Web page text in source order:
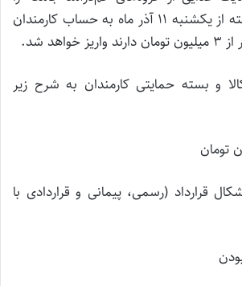
تصویب کرد. این بسته از یکشنبه 11 آذر ماه به حساب کارمندان
شد.
و بسته حمایتی کارمندان به شرح زیر
قرارداد (رسمی، پیمانی و قراردادی با